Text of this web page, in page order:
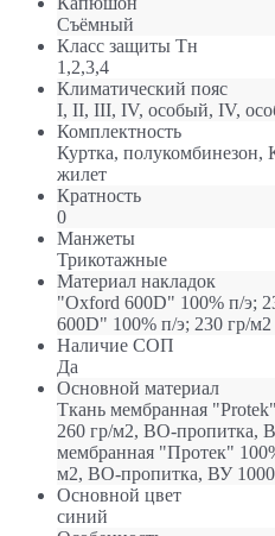
Съёмный
Класс защиты Тн
1,2,3,4
Климатический пояс
I, II, III, IV, особый, IV,
Комплектность
Куртка, полукомбинезон,
жилет
Кратность
0
Манжеты
Трикотажные
Материал накладок
"Oxford 600D" 100% п/э;
600D" 100% п/э; 230 гр/
Наличие СОП
Да
Основной материал
Ткань мембранная
260 гр/м2, ВО-пропитка,
мембранная "Протек"
м2, ВО-пропитка, ВУ
Основной цвет
синий